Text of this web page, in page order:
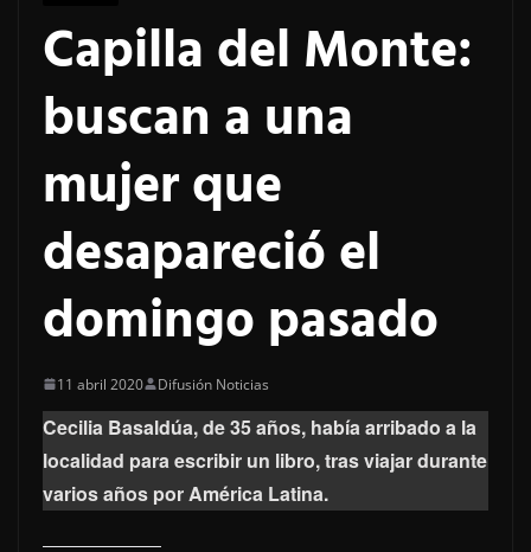
Capilla del Monte:
buscan a una
mujer que
desapareció el
domingo pasado
11 abril 2020 Difusión Noticias
Cecilia Basaldúa, de 35 años, había arribado a la
localidad para escribir un libro, tras viajar durante
varios años por América Latina.